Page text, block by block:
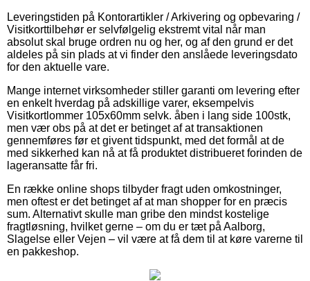
Leveringstiden på Kontorartikler / Arkivering og opbevaring /
Visitkorttilbehør er selvfølgelig ekstremt vital når man
absolut skal bruge ordren nu og her, og af den grund er det
aldeles på sin plads at vi finder den anslåede leveringsdato
for den aktuelle vare.
Mange internet virksomheder stiller garanti om levering efter
en enkelt hverdag på adskillige varer, eksempelvis
Visitkortlommer 105x60mm selvk. åben i lang side 100stk,
men vær obs på at det er betinget af at transaktionen
gennemføres før et givent tidspunkt, med det formål at de
med sikkerhed kan nå at få produktet distribueret forinden de
lageransatte får fri.
En række online shops tilbyder fragt uden omkostninger,
men oftest er det betinget af at man shopper for en præcis
sum. Alternativt skulle man gribe den mindst kostelige
fragtløsning, hvilket gerne – om du er tæt på Aalborg,
Slagelse eller Vejen – vil være at få dem til at køre varerne til
en pakkeshop.